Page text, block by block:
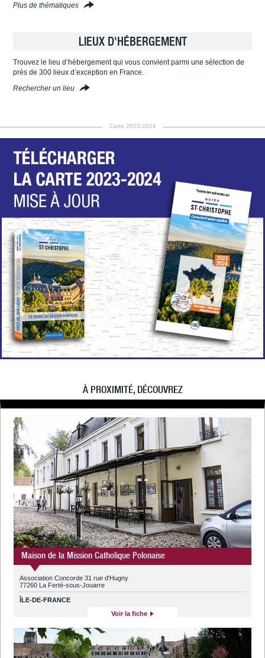
Plus de thématiques
LIEUX D'HÉBERGEMENT
Trouvez le lieu d’hébergement qui vous convient parmi une sélection de
près de 300 lieux d’exception en France.
Rechercher un lieu
Carte 2023-2024
À PROXIMITÉ, DÉCOUVREZ
Maison de la Mission Catholique Polonaise
Association Concorde 31 rue d'Hugny
77260 La Ferté-sous-Jouarre
ÎLE-DE-FRANCE
Voir la fiche